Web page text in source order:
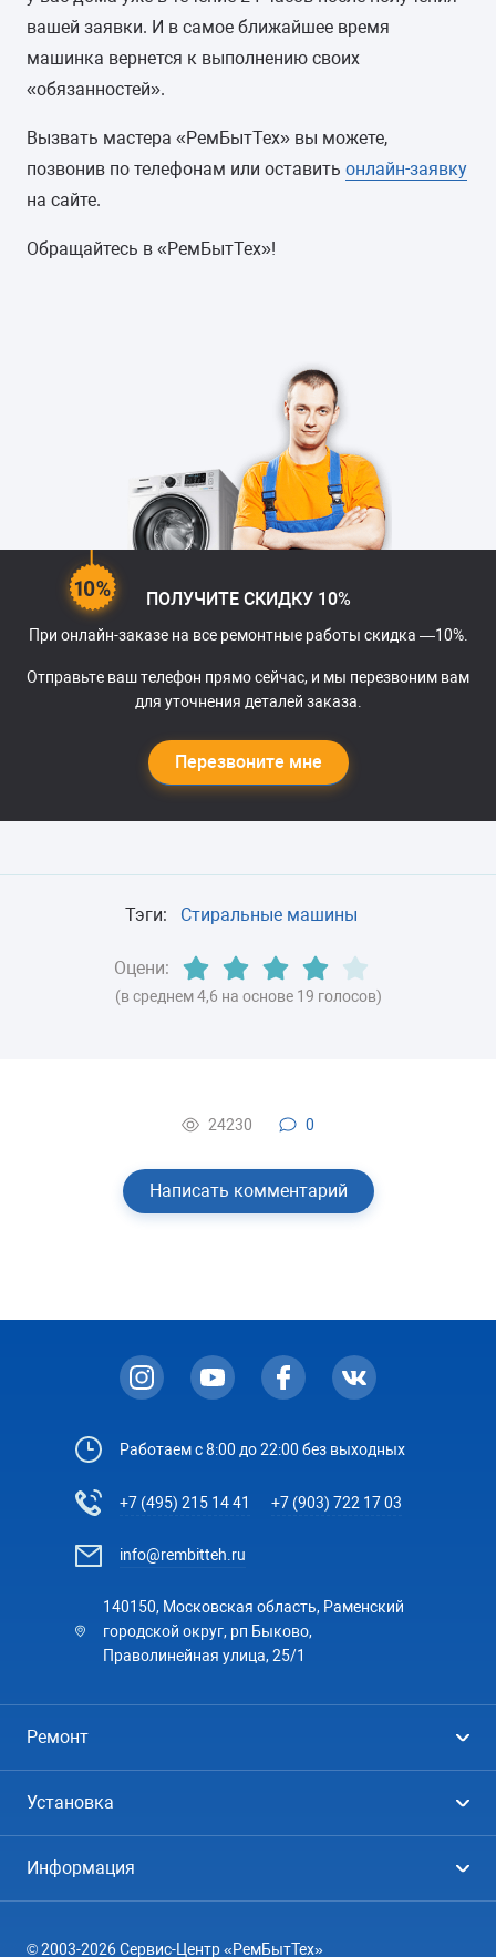
вашей заявки. И в самое ближайшее время
машинка вернется к выполнению своих
«обязанностей».
Вызвать мастера «РемБытТех» вы можете,
позвонив по телефонам или оставить онлайн-заявку
на сайте.
Обращайтесь в «РемБытТех»!
ПОЛУЧИТЕ СКИДКУ 10%
При онлайн-заказе на все ремонтные работы скидка —10%.
Отправьте ваш телефон прямо сейчас, и мы перезвоним вам
для уточнения деталей заказа.
Перезвоните мне
Тэги: Стиральные машины
Оцени:
(в среднем 4,6 на основе 19 голосов)
24230 0
Написать комментарий
Работаем с 8:00 до 22:00 без выходных
+7 (495) 215 14 41 +7 (903) 722 17 03
info@rembitteh.ru
140150, Московская область, Раменский
городской округ, рп Быково,
Праволинейная улица, 25/1
Ремонт
Посудомоечные машины
Установка
Кондиционеры
Информация
© 2003-2026 Сервис-Центр «РемБытТех»